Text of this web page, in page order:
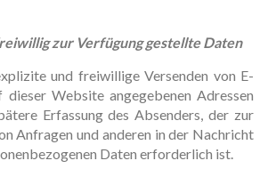
zur Verfügung gestellte Daten
und freiwillige Versenden von E-
Website angegebenen Adressen
Erfassung des Absenders, der zur
Anfragen und anderen in der Nachricht
Daten erforderlich ist.